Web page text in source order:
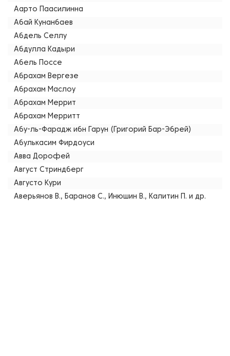
Аарто Паасилинна
Абай Кунанбаев
Абдель Селлу
Абдулла Кадыри
Абель Поссе
Абрахам Вергезе
Абрахам Маслоу
Абрахам Меррит
Абрахам Мерритт
Абу-ль-Фарадж ибн Гарун (Григорий Бар-Эбрей)
Абулькасим Фирдоуси
Авва Дорофей
Август Стриндберг
Августо Кури
Аверьянов В., Баранов С., Инюшин В., Калитин П. и др.